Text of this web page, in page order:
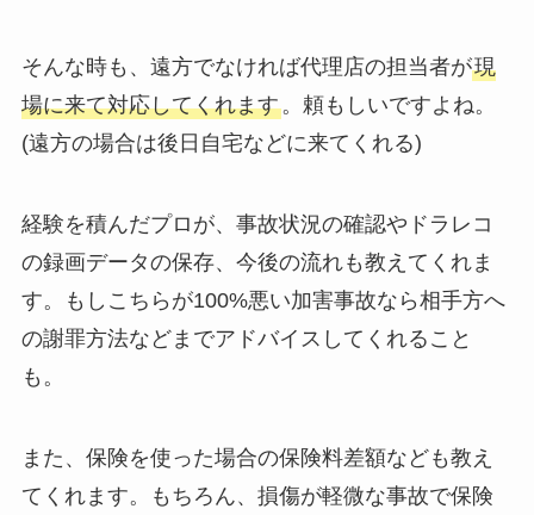
そんな時も、遠方でなければ代理店の担当者が現
場に来て対応してくれます。頼もしいですよね。
(遠方の場合は後日自宅などに来てくれる)
経験を積んだプロが、事故状況の確認やドラレコ
の録画データの保存、今後の流れも教えてくれま
す。もしこちらが100%悪い加害事故なら相手方へ
の謝罪方法などまでアドバイスしてくれること
も。
また、保険を使った場合の保険料差額なども教え
てくれます。もちろん、損傷が軽微な事故で保険